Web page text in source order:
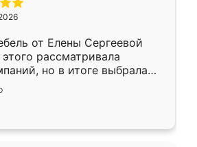
от Елены Сергеевой
рассматривала
но в итоге выбрала
условия, потом
всё спокойно объяснил
Изготовили в срок, с